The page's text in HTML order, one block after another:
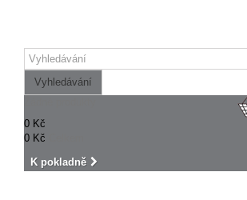
Vyhledávání
0 Kč
0 Kč
K pokladně